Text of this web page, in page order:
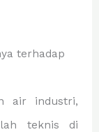
terhadap
air industri,
teknis di